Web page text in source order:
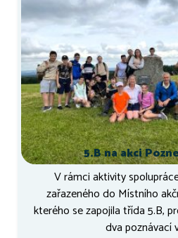
5.B na akci
V rámci aktivity
zařazeného do Místního
kterého se zapojila třída 5.B,
dva poznávací